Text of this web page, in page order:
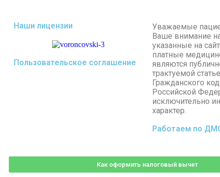
Наши лицензии
Пользовательское соглашение
Уважаемые
Ваше внимание
указанные на
платные
являются
трактуемой
Гражданского
Российской
исключительно
характер.
Работаем по
Как оформить налоговый вычет